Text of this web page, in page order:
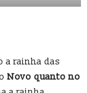
a rainha das
Novo quanto no